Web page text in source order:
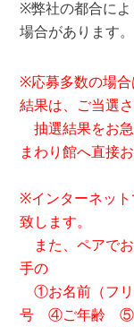
※弊社の都合に
場合があります。
※応募多数の場
結果は、ご当選
抽選結果をお
まわり館へ直接
※インターネッ
致します。
また、ペアで
手の
①お名前（フ
号 ④ご年齢 ⑤